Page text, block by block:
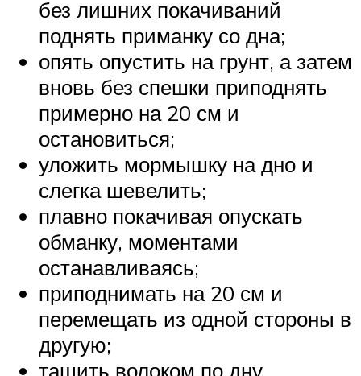
без лишних покачиваний
поднять приманку со дна;
опять опустить на грунт, а затем
вновь без спешки приподнять
примерно на 20 см и
остановиться;
уложить мормышку на дно и
слегка шевелить;
плавно покачивая опускать
обманку, моментами
останавливаясь;
приподнимать на 20 см и
перемещать из одной стороны в
другую;
тащить волоком по дну